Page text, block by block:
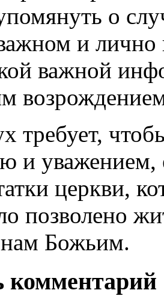
о
и лично
важной
требует,
и уважением,
церкви,
позволено
Божьим.
комментарий